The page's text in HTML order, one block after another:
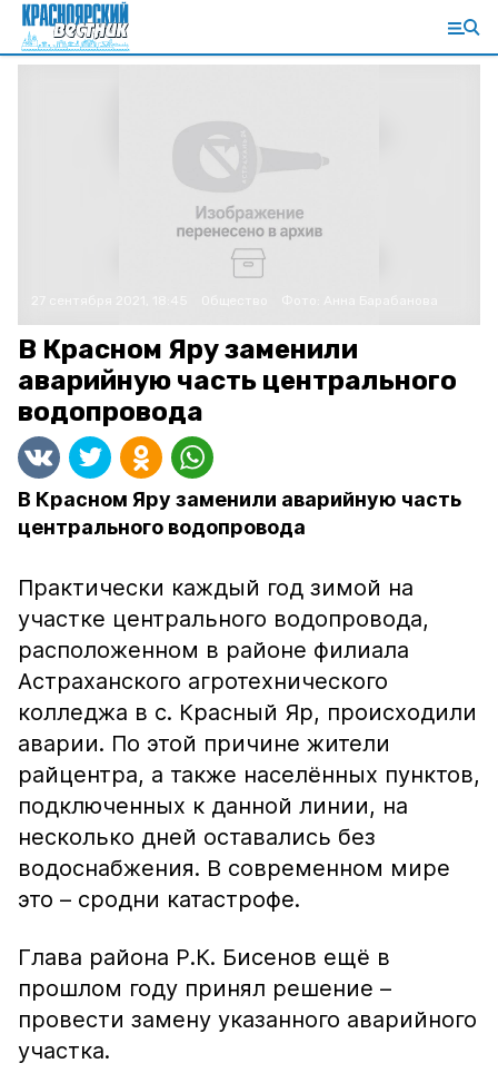
В Красном Яру заменили
аварийную часть центрального
водопровода
В Красном Яру заменили аварийную часть
центрального водопровода
Практически каждый год зимой на
участке центрального водопровода,
расположенном в районе филиала
Астраханского агротехнического
колледжа в с. Красный Яр, происходили
аварии. По этой причине жители
райцентра, а также населённых пунктов,
подключенных к данной линии, на
несколько дней оставались без
водоснабжения. В современном мире
это – сродни катастрофе.
Глава района Р.К. Бисенов ещё в
прошлом году принял решение –
провести замену указанного аварийного
участка.